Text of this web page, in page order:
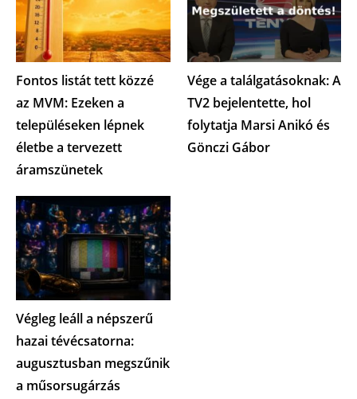
Fontos listát tett közzé
az MVM: Ezeken a
településeken lépnek
életbe a tervezett
áramszünetek
Vége a találgatásoknak: A
TV2 bejelentette, hol
folytatja Marsi Anikó és
Gönczi Gábor
Végleg leáll a népszerű
hazai tévécsatorna:
augusztusban megszűnik
a műsorsugárzás